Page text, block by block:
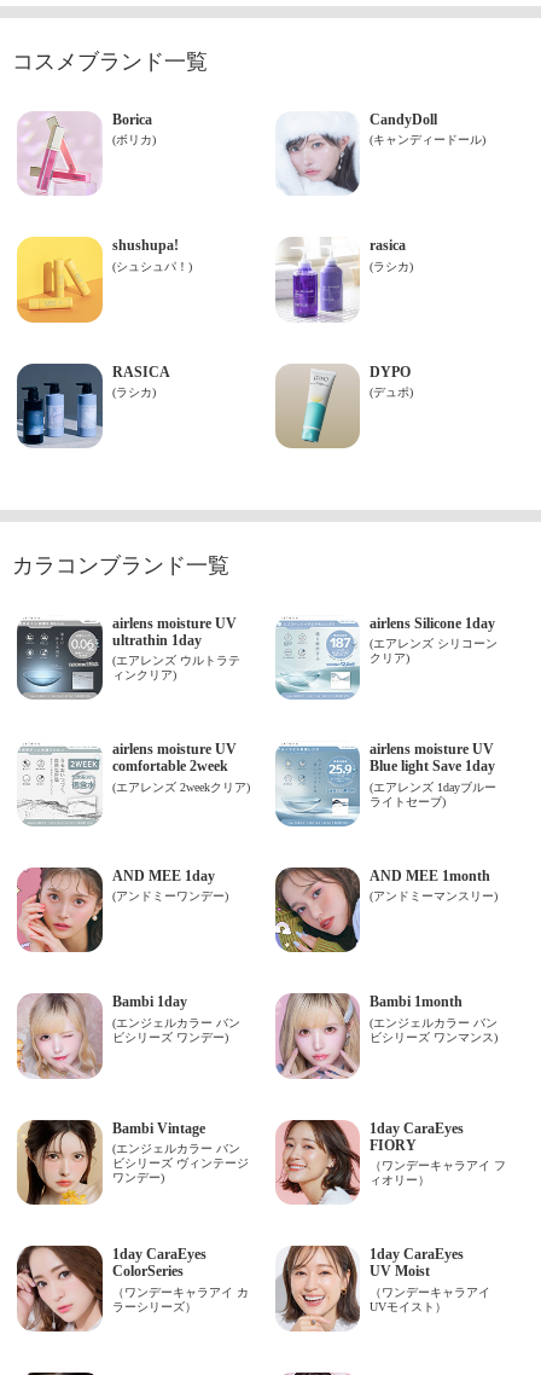
コスメブランド一覧
カラコンブランド一覧